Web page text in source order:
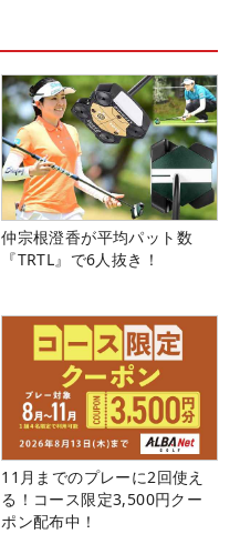
仲宗根澄香が平均パット数
『TRTL』で6人抜き！
11月までのプレーに2回使え
る！コース限定3,500円クー
ポン配布中！